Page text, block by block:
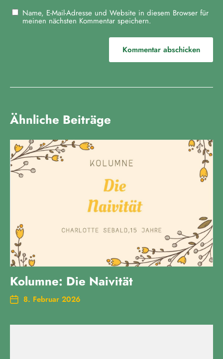
Name, E-Mail-Adresse und Website in diesem Browser für
meinen nächsten Kommentar speichern.
Ähnliche Beiträge
Kolumne: Die Naivität
8. Februar 2026